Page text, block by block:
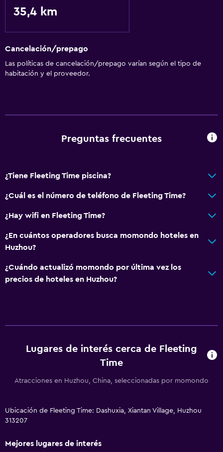
35,4 km
Cancelación/prepago
Las políticas de cancelación/prepago varían según el tipo de
habitación y el proveedor.
Preguntas frecuentes
¿Tiene Fleeting Time piscina?
¿Cuál es el número de teléfono de Fleeting Time?
¿Hay wifi en Fleeting Time?
¿En cuántos operadores busca momondo hoteles en
Huzhou?
¿Cuándo actualizó momondo por última vez los
precios de hoteles en Huzhou?
Lugares de interés cerca de Fleeting
Time
Atracciones en Huzhou, China, seleccionadas por momondo
Ubicación de Fleeting Time: Dashuxia, Xiantan Village, Huzhou
313207
Mejores lugares de interés